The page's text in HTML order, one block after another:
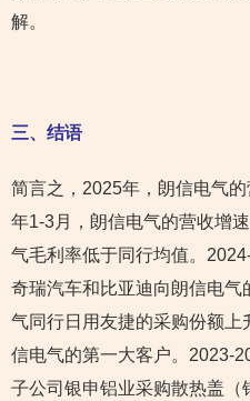
解。
三、结语
简言之，2025年，朗信电气
年1-3月，朗信电气的营收增
气毛利率低于同行均值。
奇瑞汽车和比亚迪向朗信电
气同行日用友捷的采购份额上
信电气的第一大客户。2023-
子公司银申铝业采购散热盖